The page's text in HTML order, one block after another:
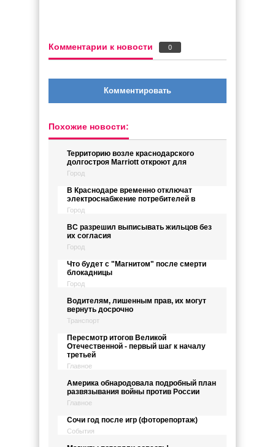
Комментарии к новости 0
Комментировать
Похожие новости:
Территорию возле краснодарского
долгостроя Marriott откроют для
Город
В Краснодаре временно отключат
электроснабжение потребителей в
Город
ВС разрешил выписывать жильцов без
их согласия
Город
Что будет с "Магнитом" после смерти
блокадницы
Город
Водителям, лишенным прав, их могут
вернуть досрочно
Транспорт
Пересмотр итогов Великой
Отечественной - первый шаг к началу
третьей
Главное
Америка обнародовала подробный план
развязывания войны против России
Главное
Сочи год после игр (фоторепортаж)
События